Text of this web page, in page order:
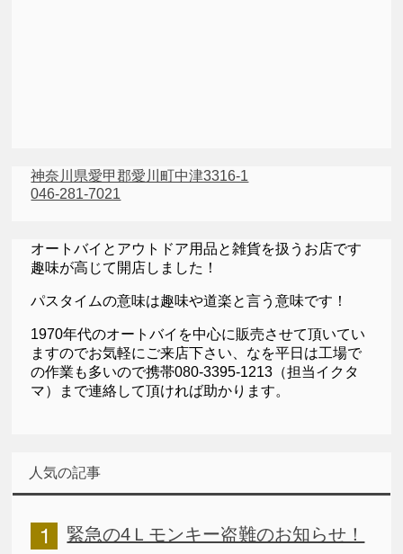
神奈川県愛甲郡愛川町中津3316-1
046-281-7021
オートバイとアウトドア用品と雑貨を扱うお店です
趣味が高じて開店しました！
パスタイムの意味は趣味や道楽と言う意味です！
1970年代のオートバイを中心に販売させて頂いてい
ますのでお気軽にご来店下さい、なを平日は工場で
の作業も多いので携帯080-3395-1213（担当イクタ
マ）まで連絡して頂ければ助かります。
人気の記事
緊急の4Ｌモンキー盗難のお知らせ！